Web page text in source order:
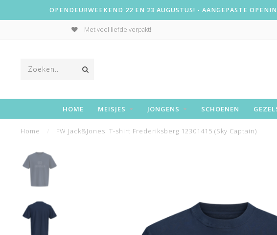
OPENDEURWEEKEND 22 EN 23 AUGUSTUS! - AANGEPASTE
Met veel liefde verpakt!
HOME MEISJES JONGENS SCHOENEN
Home FW Jack&Jones: T-shirt Frederiksberg 12301415 (Sky Captain)